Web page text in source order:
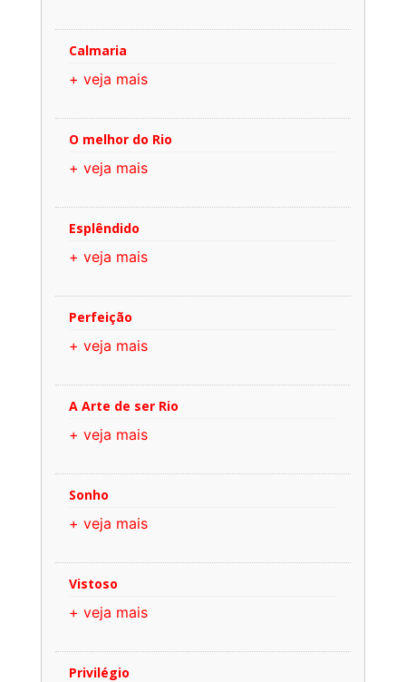
Calmaria
+ veja mais
O melhor do Rio
+ veja mais
Esplêndido
+ veja mais
Perfeição
+ veja mais
A Arte de ser Rio
+ veja mais
Sonho
+ veja mais
Vistoso
+ veja mais
Privilégio